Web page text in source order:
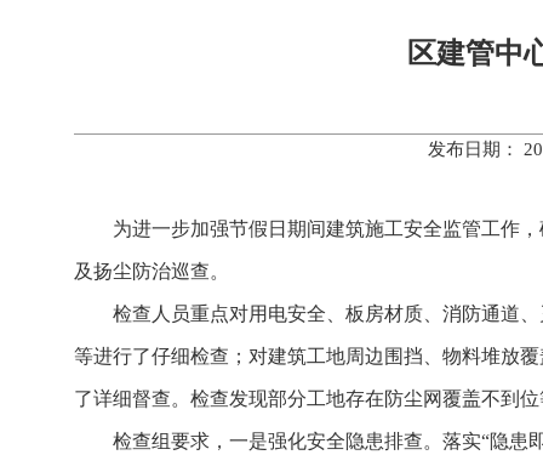
区建管中
发布日期：
为进一步加强节假日期间建筑施工安全监管工作
及扬尘防治巡查。
检查人员重点对用电安全、板房材质、消防通道
等进行了仔细检查；对建筑工地周边围挡、物料堆放
了详细督查。检查发现部分工地存在防尘网覆盖不到
检查组要求，一是强化安全隐患排查。落实“隐患